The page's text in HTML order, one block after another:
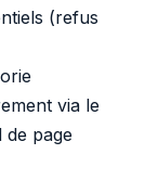
(refus
via le
de page